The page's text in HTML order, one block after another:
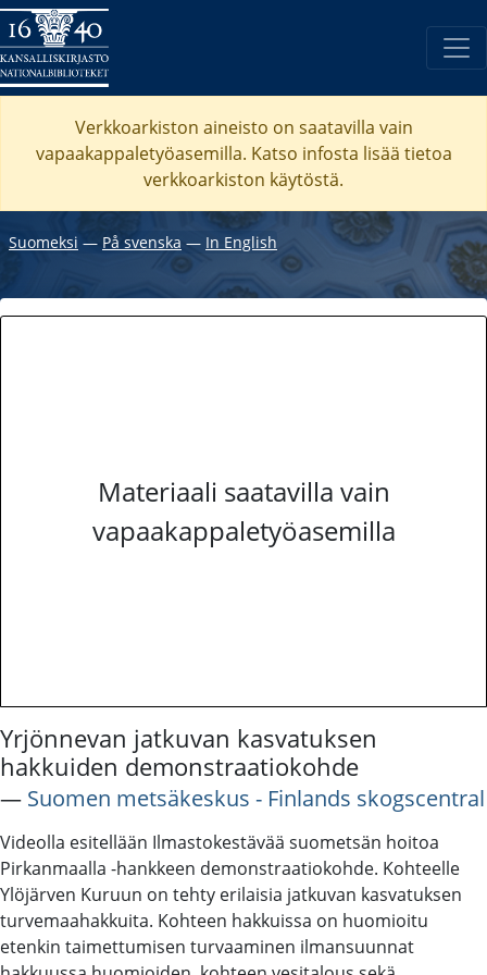
Verkkoarkiston aineisto on saatavilla vain
vapaakappaletyöasemilla. Katso infosta lisää tietoa
verkkoarkiston käytöstä.
Suomeksi ― På svenska ― In English
Materiaali saatavilla vain
vapaakappaletyöasemilla
Yrjönnevan jatkuvan kasvatuksen
hakkuiden demonstraatiokohde
― Suomen metsäkeskus - Finlands skogscentral
Videolla esitellään Ilmastokestävää suometsän hoitoa
Pirkanmaalla -hankkeen demonstraatiokohde. Kohteelle
Ylöjärven Kuruun on tehty erilaisia jatkuvan kasvatuksen
turvemaahakkuita. Kohteen hakkuissa on huomioitu
etenkin taimettumisen turvaaminen ilmansuunnat